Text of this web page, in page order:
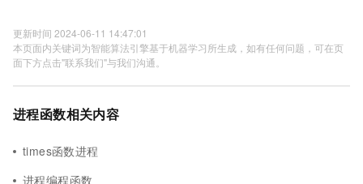
更新时间 2024-06-11 14:47:01
本页面内关键词为智能算法引擎基于机器学习所生成，如有任何问题，可在页
面下方点击"联系我们"与我们沟通。
进程函数相关内容
times函数进程
进程编程函数